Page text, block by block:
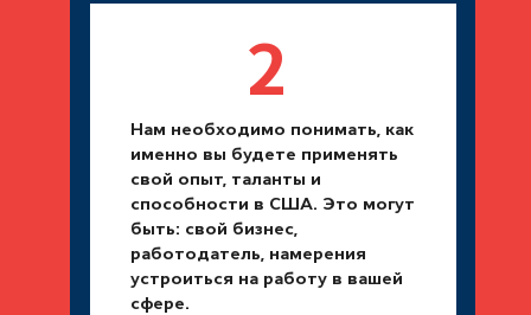
Нам необходимо понимать, как
именно вы будете применять
свой опыт, таланты и
способности в США. Это могут
быть: свой бизнес,
работодатель, намерения
устроиться на работу в вашей
сфере.
2